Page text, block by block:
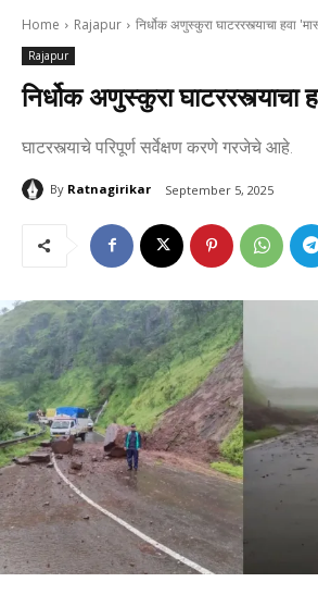
Home Rajapur निर्धोक अणुस्कुरा घाटररस्त्याचा हवा
Rajapur
निर्धोक अणुस्कुरा घाटररस्त्याचा
घाटरस्त्याचे परिपूर्ण सर्वेक्षण करणे गरजेचे आहे.
By Ratnagirikar September 5, 2025